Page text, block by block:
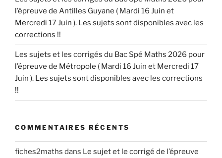
l’épreuve de Antilles Guyane ( Mardi 16 Juin et
Mercredi 17 Juin ). Les sujets sont disponibles avec les
corrections !!
Les sujets et les corrigés du Bac Spé Maths 2026 pour
l’épreuve de Métropole ( Mardi 16 Juin et Mercredi 17
Juin ). Les sujets sont disponibles avec les corrections
!!
COMMENTAIRES RÉCENTS
fiches2maths dans Le sujet et le corrigé de l’épreuve